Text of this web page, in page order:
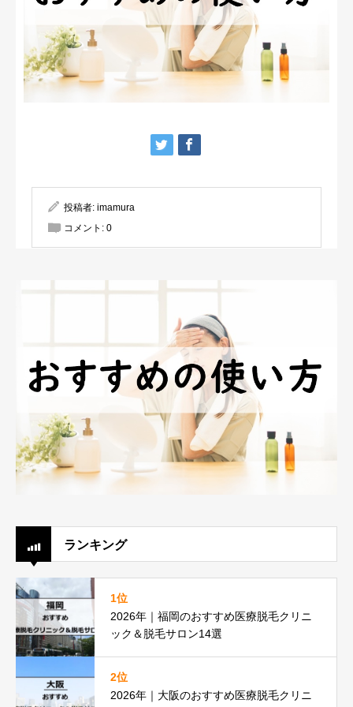
投稿者: imamura
コメント: 0
ランキング
1位
2026年｜福岡のおすすめ医療脱毛クリニ
ック＆脱毛サロン14選
2位
2026年｜大阪のおすすめ医療脱毛クリニ